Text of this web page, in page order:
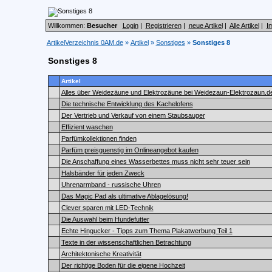
Willkommen: Besucher Login| Registrieren| neue Artikel| Alle Artikel|
ArtikelVerzeichnis 0AM.de» Artikel» Sonstiges » Sonstiges 8
Sonstiges 8
Artikel
Alles über Weidezäune und Elektrozäune bei Weidezaun-
Die technische Entwicklung des Kachelofens
Der Vertrieb und Verkauf von einem Staubsauger
Effizient waschen
Parfümkollektionen finden
Parfüm preisguenstig im Onlineangebot kaufen
Die Anschaffung eines Wasserbettes muss nicht sehr teuer sein
Halsbänder für jeden Zweck
Uhrenarmband - russische Uhren
Das Magic Pad als ultimative Ablagelösung!
Clever sparen mit LED-Technik
Die Auswahl beim Hundefutter
Echte Hingucker - Tipps zum Thema Plakatwerbung Teil 1
Texte in der wissenschaftlichen Betrachtung
Architektonische Kreativität
Der richtige Boden für die eigene Hochzeit